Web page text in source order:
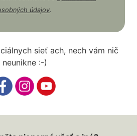
údajov.
sieť ach, nech vám nič
neunikne :-)